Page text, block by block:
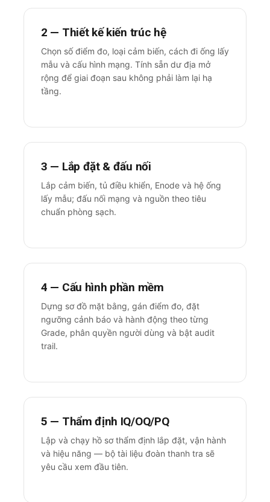
2 — Thiết kế kiến trúc hệ
Chọn số điểm đo, loại cảm biến, cách đi ống lấy
mẫu và cấu hình mạng. Tính sẵn dư địa mở
rộng để giai đoạn sau không phải làm lại hạ
tầng.
3 — Lắp đặt & đấu nối
Lắp cảm biến, tủ điều khiển, Enode và hệ ống
lấy mẫu; đấu nối mạng và nguồn theo tiêu
chuẩn phòng sạch.
4 — Cấu hình phần mềm
Dựng sơ đồ mặt bằng, gán điểm đo, đặt
ngưỡng cảnh báo và hành động theo từng
Grade, phân quyền người dùng và bật audit
trail.
5 — Thẩm định IQ/OQ/PQ
Lập và chạy hồ sơ thẩm định lắp đặt, vận hành
và hiệu năng — bộ tài liệu đoàn thanh tra sẽ
yêu cầu xem đầu tiên.